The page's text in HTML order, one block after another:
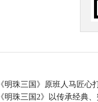
《明珠三国》原班人马匠心
《明珠三国2》以传承经典